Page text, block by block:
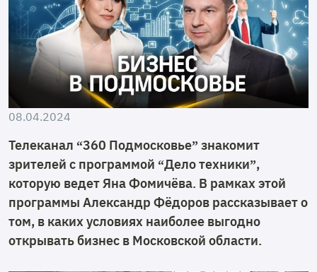
08.04.2024
Телеканал “360 Подмосковье” знакомит
зрителей с программой “Дело техники”,
которую ведет Яна Фомичёва. В рамках этой
программы Александр Фёдоров рассказывает о
том, в каких условиях наиболее выгодно
открывать бизнес в Московской области.